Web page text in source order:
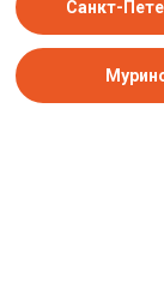
Санкт-
выносливее и
Плавание не
настроение.
занятиях дарят
Почему